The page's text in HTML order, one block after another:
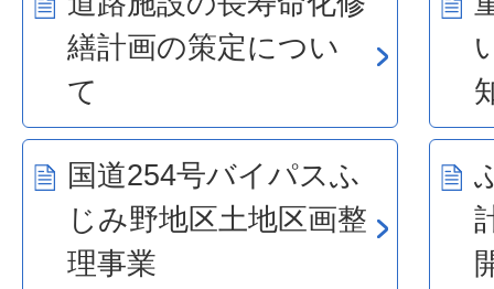
繕計画の策定につい
て
国道254号バイパスふ
じみ野地区土地区画整
理事業